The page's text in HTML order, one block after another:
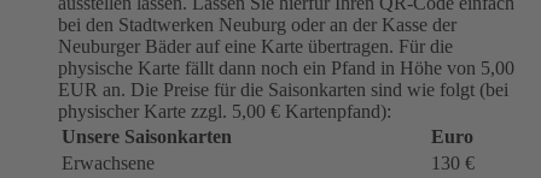
bei den Stadtwerken Neuburg oder an der Kasse der
Neuburger Bäder auf eine Karte übertragen. Für die
physische Karte fällt dann noch ein Pfand in Höhe von 5,00
EUR an. Die Preise für die Saisonkarten sind wie folgt (bei
physischer Karte zzgl. 5,00 € Kartenpfand):
Unsere Saisonkarten
Euro
Erwachsene
130 €